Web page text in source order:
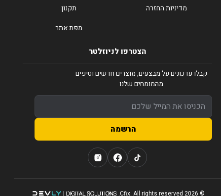
מדיניות החזרה
תקנון
מפת אתר
הצטרפו לניוזלטר
קבלו עדכונים על מבצעים, מוצרים חדשים וטיפים
מהמומחים שלנו
הרשמה
© 2026 Cfix. All rights reserved.